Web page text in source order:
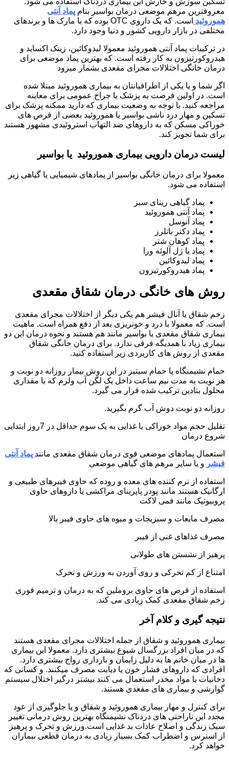
معروفترین مرهم موضعی درمان بواسیر بنام پماد آنتی
هموروئید
است. که یک داروی OTC بوده که با مارک ها و برندهای
مختلفی در بازار دارویی کشور و دنیا وجود دارد.
در ترکیبات پماد آنتی هموروئید معمولا لیدوکائین، زینک اکساید و
هیدروکورتیزون به کار رفته است. که بهترین پماد موضعی برای
درمان خانگی اختلالات مجرای مقعدی بشمار میرود
اگر شما و یا یکی از اطرافیانتان به بیماری هموروئید مبتلا شده
است. در اولین فرصت به پزشک یا جراح عمومی برای معاینه
مراجعه کنید. با توجه به وضعیت بیماری که دارید ممکنه پزشک برای
تسکین و مهار درد ناشی بواسیر یا هموروئید بعضی از قرص های
خوراکی مسکن که به داروهای ضد التهاب استروئیدی مشهور هستند
برای شما تجویز کند.
لیست درمان دارویی بیماری هموروئید یا بواسیر
معمولا برای درمان خانگی بواسیر از پمادهای شیمیایی یا گیاهی زیر
استفاده می شود.
پماد گیاهی رینای سبز
پماد آنتی هموروئید
پماد آنوسل
پماد دکتر باتلرز
پماد کوهان شتر
پماد یا ژل آلوئه ورا
پماد لیدوکائین
پماد هیدروکورتیزون
روش های خانگی درمان شقاق مقعدی
زخم شقاق یا آنال فیشر هم یکی دیگر از اختلالات مجرای مقعدی
است. که معمولا با درد و خونریزی بعد از دفع همراه است. ماهیت
بیماری شقاق مقعدی یا بواسیر مانند هم هستند و نحوه درمان این دو
بیماری زیاد با همدیگه فرقی ندارد. برای درمان خانگی شقاق
مقعدی از روش های کاربردی زیر استفاده کنید.
حمام نشیمنگاه یا حمام سیتیز در این روش بیمار روزانه دو نوبت و
هر نوبت به مدت نیم ساعت داخل یک لگن آب ولرم که با مقداری
محلول بتادین ترکیب شده قرار می گیرد.
روزانه دو نوبت دوش آب گرم بگیرید.
تقلیل حجم مواد خوراکی یا غذایی به یک سوم حداقل در 7روز ابتدایی
شروع درمان
استعمال پمادهای موضعی قوی درمان شقاق مقعدی مانند پماد آنتی
فیشر و یا سایر مرهم های گیاهی موضعی
استفاده از نرم کننده های معده و روده که حاوی فیبرهای طبیعی و
ارگانیک هستند مانند پودر پاپرینای مراکشی یا داروهای حاوی
پروبیوتیک مانند فمی لاکت
مصرف مایعات و سبزیجات و میوه های حاوی فیبر بالا
مصرف غذاهای غنی از فیبر
پرهیز از نشستن های طولانی
امتناع از کم تحرکی و روی آوردن به ورزش و تحرک
استفاده از قرص های حاوی بروملین که به درمان و ترمیم فوری
زخم شقاق مقعدی کمک زیادی می کند.
نتیجه گیری و کلام آخر
بیماری هموروئید و شقاق از جمله اختلالات مجرای مقعدی هستند
که در میان افراد بزرگسال شیوع بیشتری دارد. معمولا این بیماری
ها در میان خانم ها به دلیل زایمان و بارداری رواج بیشتری دارد.
افرادی که داروهای فشار خون یا دیابت مصرف میکنند. و کسانی که
دخانیات یا مواد مخدر استعمال می کنند بیشتر درگیر اختلال سیستم
گوارشی و بیماری های مقعدی هستند.
برای کنترل و مهار بیماری هموروئید و شقاق و یا جلوگیری از عود
مجدد این ناراحتی های دردناک نشیمنگاه بهترین روش درمانی تغییر
سبک زندگی و اصلاح عادات بد غذایی است.ورزش و تحرک و پرهیز
از استرس و اضطراب کمک بسیار زیادی به درمان قطعی بیماران
خواهد کرد.